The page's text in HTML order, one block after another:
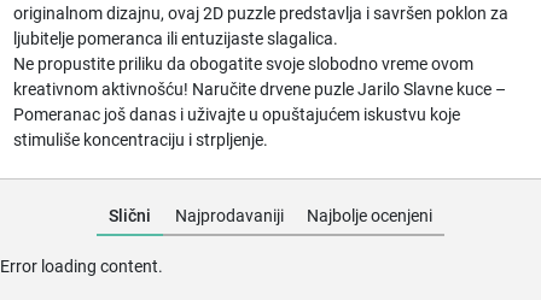
originalnom dizajnu, ovaj 2D puzzle predstavlja i savršen poklon za
ljubitelje pomeranca ili entuzijaste slagalica.
Ne propustite priliku da obogatite svoje slobodno vreme ovom
kreativnom aktivnošću! Naručite drvene puzle Jarilo Slavne kuce –
Pomeranac još danas i uživajte u opuštajućem iskustvu koje
stimuliše koncentraciju i strpljenje.
Slični Najprodavaniji Najbolje ocenjeni
Error loading content.